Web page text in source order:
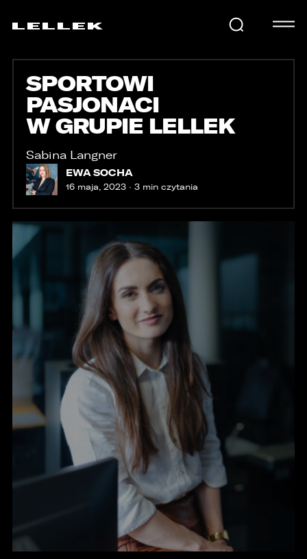
SAMOCHODY
USŁUGI
AKTUALNOŚCI
KARIERA
KONTAKT
E-LELLEK
SPORTOWI
PASJONACI
W GRUPIE LELLEK
Sabina Langner
EWA SOCHA
16 maja, 2023 · 3 min czytania